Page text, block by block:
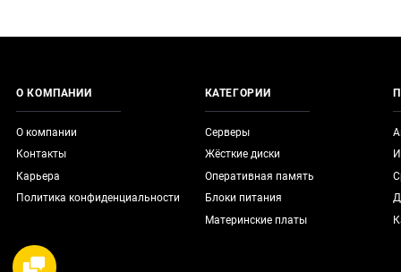
О КОМПАНИИ
О компании
Контакты
Карьера
Политика конфиденциальности
КАТЕГОРИИ
Серверы
Жёсткие диски
Оперативная память
Блоки питания
Материнские платы